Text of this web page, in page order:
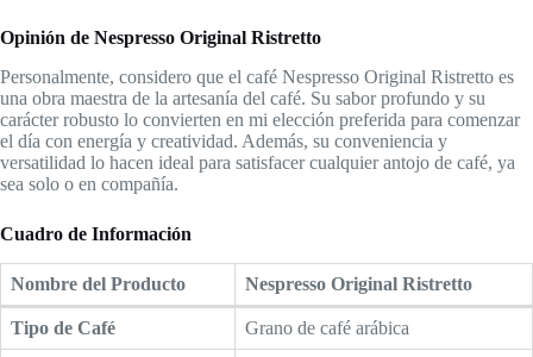
Opinión de Nespresso Original Ristretto
Personalmente, considero que el café Nespresso Original Ristretto es
una obra maestra de la artesanía del café. Su sabor profundo y su
carácter robusto lo convierten en mi elección preferida para comenzar
el día con energía y creatividad. Además, su conveniencia y
versatilidad lo hacen ideal para satisfacer cualquier antojo de café, ya
sea solo o en compañía.
Cuadro de Información
Nombre del Producto Nespresso Original Ristretto
Tipo de Café Grano de café arábica